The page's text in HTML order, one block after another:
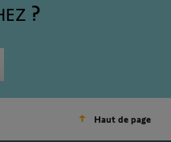
Haut de page